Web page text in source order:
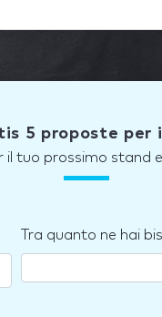
5 proposte per
tuo prossimo stand
Tra quanto ne hai